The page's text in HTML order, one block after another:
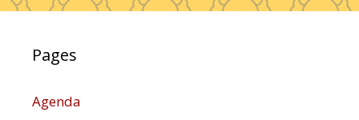
Pages
Agenda